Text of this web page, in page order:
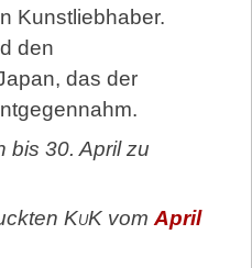
Kunstliebhaber.
den
das der
bis 30. April zu
KuKvomApril